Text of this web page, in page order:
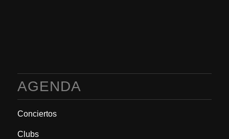
AGENDA
Conciertos
Clubs